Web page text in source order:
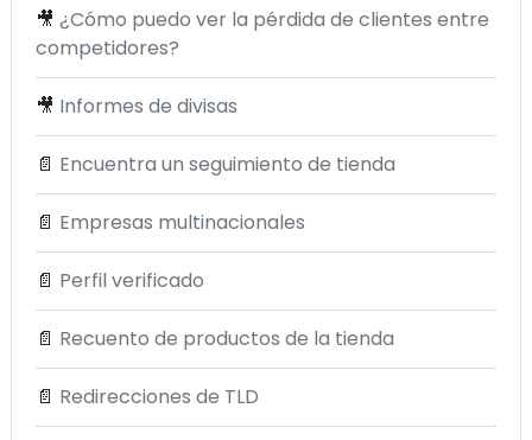
🎥 ¿Cómo puedo ver la pérdida de clientes entre
competidores?
🎥 Informes de divisas
📄 Encuentra un seguimiento de tienda
📄 Empresas multinacionales
📄 Perfil verificado
📄 Recuento de productos de la tienda
📄 Redirecciones de TLD